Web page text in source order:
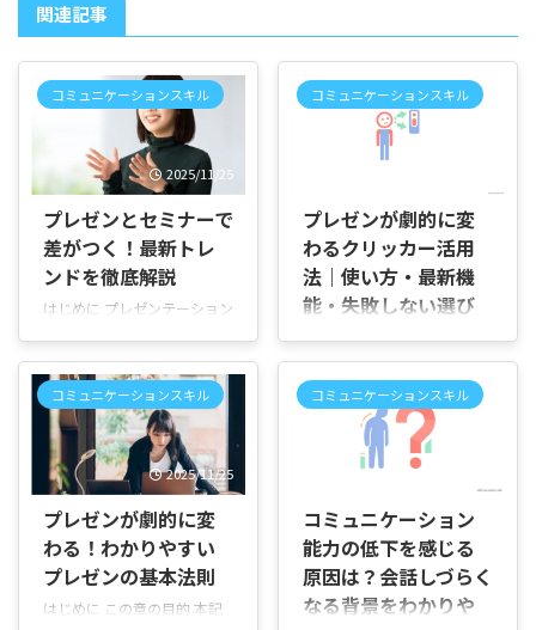
関連記事
コミュニケーションスキル
2025/11/25
プレゼンとセミナーで
差がつく！最新トレ
ンドを徹底解説
はじめに プレゼンテーション
す。本ドキュメントは、プレ
ゼンテーションセミナーの種
類や開催形態、研修内容、実
践事例、セミナーの選び方と
参加メリット、今後の展望ま
でをわかりやすくまとめま
す。 本書の目的 多様なセミ
ナーを比較し、自分に合った
学び方を見つけることを目的
まで参考になるよう具体例を
コミュニケーションスキル
プレゼンが劇的に変
わるクリッカー活用
法｜使い方・最新機
能・失敗しない選び
はじめに 「スライドを切り替
えるたびにパソコンの前まで
戻るのが気になる」「クリッ
カーを使ってみたいけれど、
本当に必要なのか分からな
い」と感じたことはありませ
んか。 社内会議やセミナー、
研修などで人前に立つ機会が
増えると、話す内容だけでな
く、立ち位置や視線、スライ
ドの切り替え方まで気になる
コミュニケーションスキル
2025/11/25
プレゼンが劇的に変
わる！わかりやすい
プレゼンの基本法則
はじめに この章の目的 本記
コミュニケーションスキル
コミュニケーション
能力の低下を感じる
原因は？会話しづらく
なる背景をわかりや